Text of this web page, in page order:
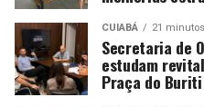
CUIABÁ 21
Secretaria de
estudam
Praça do Buriti